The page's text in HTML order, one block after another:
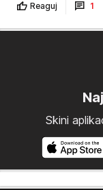
Reaguj 1
Skini